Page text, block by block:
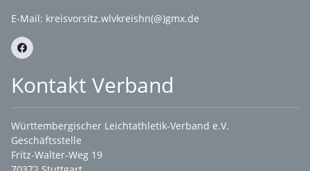
E-Mail: kreisvorsitz.wlvkreishn(@)gmx.de
Kontakt Verband
Württembergischer Leichtathletik-Verband e.V.
Geschäftsstelle
Fritz-Walter-Weg 19